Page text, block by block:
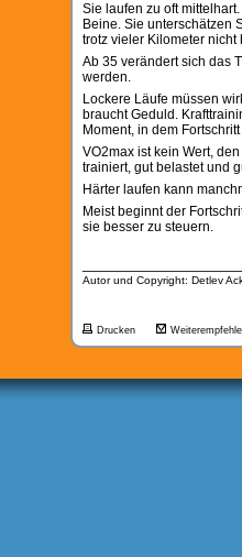
Sie laufen zu oft
Beine. Sie unterschätzen
trotz vieler Kilometer nicht
Ab 35 verändert sich das
werden.
Lockere Läufe müssen
braucht Geduld.
Moment, in dem
VO2max ist kein Wert,
trainiert, gut belastet und
Härter laufen kann
Meist beginnt der
sie besser zu steuern.
Autor und Copyright: Detlev
Drucken